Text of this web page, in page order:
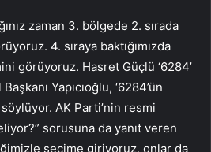
zaman 3. bölgede 2. sırada
4. sıraya baktığımızda
görüyoruz. Hasret Güçlü ‘6284’
Yapıcıoğlu, ‘6284’ün
söylüyor. AK Parti’nin resmi
sorusuna da yanıt veren
seçime giriyoruz, onlar da